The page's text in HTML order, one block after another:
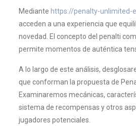
Mediante https://penalty-unlimited-
acceden a una experiencia que
novedad. El concepto del penalti
permite momentos de auténtica
A lo largo de este análisis,
que conforman la propuesta de
Examinaremos mecánicas,
sistema de recompensas y otros
jugadores potenciales.